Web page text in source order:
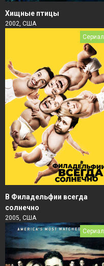
Хищные птицы
2002, США
Сериал
В Филадельфии всегда
солнечно
2005, США
Сериал